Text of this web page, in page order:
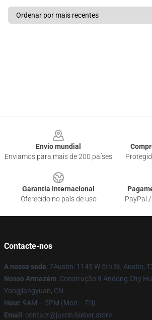
Envio mundial
Enviamos para mais de 200 países
Garantia internacional
Oferecido no país de uso
PayPal
Contacte-nos
A nossa sede: 7Austin: 1145 W 5th St, Austin,
Nosso Armazém: Construção 9 Andong City
Yongjiangyuan, CN
Hour: 9AM – 5PM (Mon – Fri)
Email : contact@justin-bieber.store